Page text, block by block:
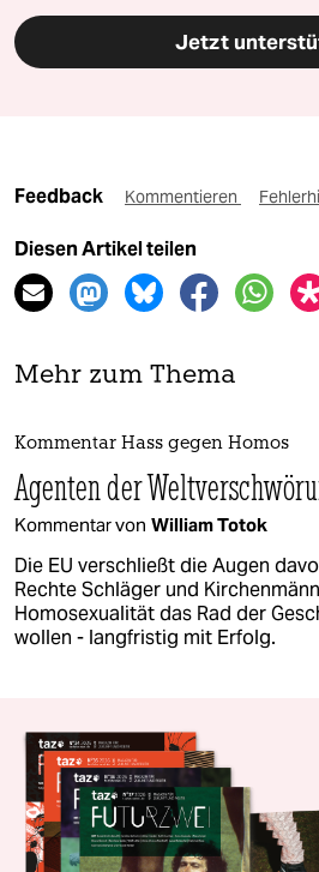
Jetzt
Feedback Kommentieren
Diesen Artikel teilen
Mehr zum Thema
Kommentar Hass gegen Homos
Agenten der
Kommentar von William Totok
Die EU verschließt die Augen
Rechte Schläger und
Homosexualität das Rad der
wollen - langfristig mit Erfolg.